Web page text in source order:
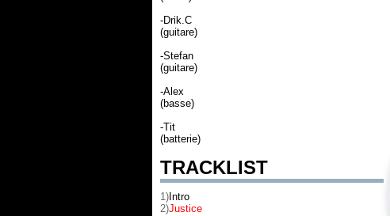
-Drik.C
(guitare)
-Stefan
(guitare)
-Alex
(basse)
-Tit
(batterie)
TRACKLIST
1) Intro
2)Justice